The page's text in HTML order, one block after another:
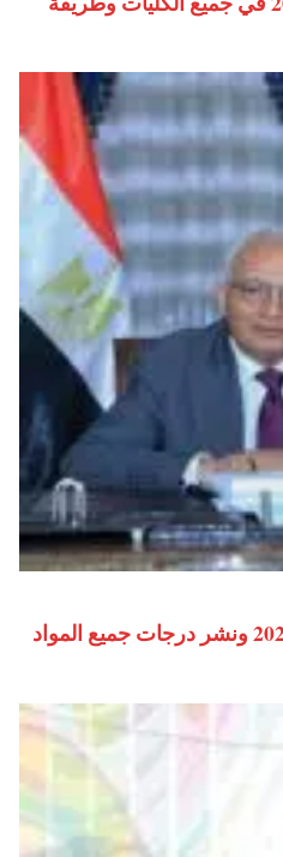
موعد نتيجة الثانوية العامة 2026 ونشر درجات جميع المواد